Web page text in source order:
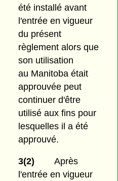
été installé avant
l'entrée en vigueur
du présent
règlement alors que
son utilisation
au Manitoba était
approuvée peut
continuer d'être
utilisé aux fins pour
lesquelles il a été
approuvé.
3(2)
Après
l'entrée en vigueur